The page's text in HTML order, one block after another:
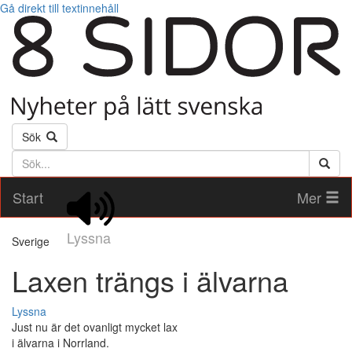
Gå direkt till textinnehåll
Sök
Söktext
Start
Lyssna
Mer
Sverige
Laxen trängs i älvarna
Lyssna
Just nu är det ovanligt mycket lax
i älvarna i Norrland.